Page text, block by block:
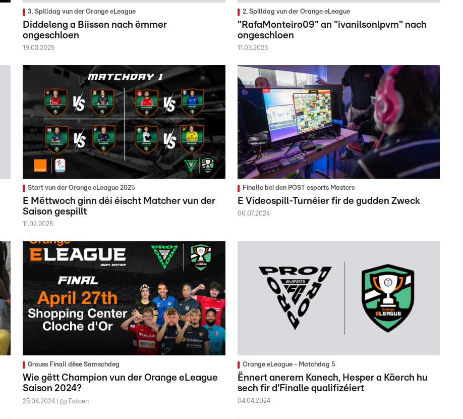
3. Spilldag vun der Orange eLeague
Diddeleng a Biissen nach ëmmer
ongeschloen
19.03.2025
2. Spilldag vun der Orange eLeague
"RafaMonteiro09" an "ivanilsonlpvm" nach
ongeschloen
11.03.2025
Start vun der Orange eLeague 2025
E Mëttwoch ginn déi éischt Matcher vun der
Saison gespillt
11.02.2025
Finalle bei den POST esports Masters
E Videospill-Turnéier fir de gudden Zweck
06.07.2024
Grouss Finall dëse Samschdeg
Wie gëtt Champion vun der Orange eLeague
Saison 2024?
25.04.2024 Fotoen
Orange eLeague - Matchdag 5
Ënnert anerem Kanech, Hesper a Käerch hu
sech fir d'Finalle qualifizéiert
04.04.2024